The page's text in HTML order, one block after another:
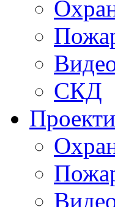
СКД